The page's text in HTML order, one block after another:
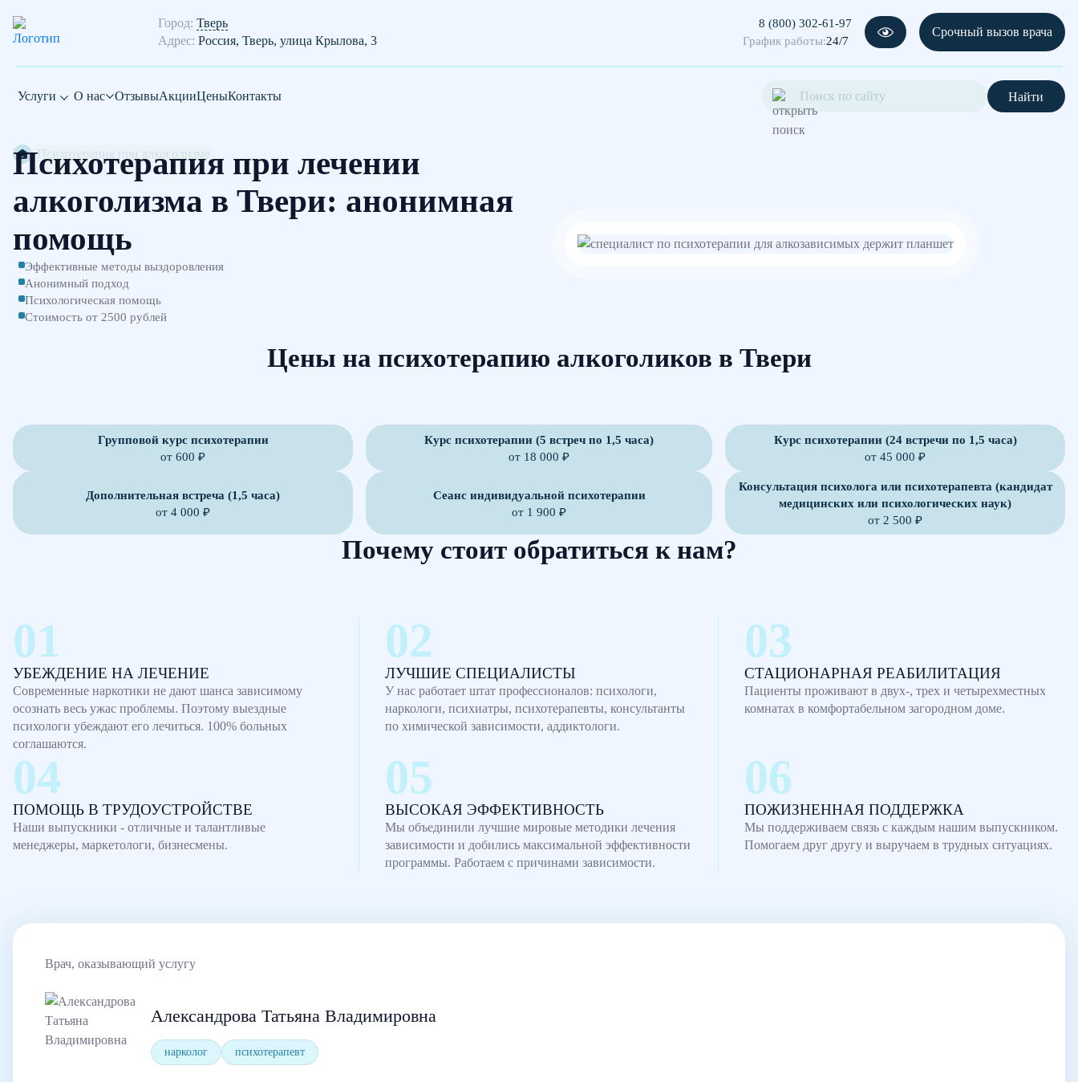
Город: Тверь
Адрес: Россия, Тверь, улица Крылова, 3
8 (800) 302-61-97
График работы:24/7
Срочный вызов врача
Услуги О нас ОтзывыАкцииЦеныКонтакты Найти
Психотерапия при алкоголизме
Психотерапия при лечении
алкоголизма в Твери: анонимная
помощь
Эффективные методы выздоровления
Анонимный подход
Психологическая помощь
Стоимость от 2500 рублей
Цены на психотерапию алкоголиков в Твери
Групповой курс психотерапии
от 600 ₽
Курс психотерапии (5 встреч по 1,5 часа)
от 18 000 ₽
Курс психотерапии (24 встречи по 1,5 часа)
от 45 000 ₽
Дополнительная встреча (1,5 часа)
от 4 000 ₽
Сеанс индивидуальной психотерапии
от 1 900 ₽
Консультация психолога или психотерапевта (кандидат
медицинских или психологических наук)
от 2 500 ₽
Почему стоит обратиться к нам?
УБЕЖДЕНИЕ НА ЛЕЧЕНИЕ
Современные наркотики не дают шанса зависимому
осознать весь ужас проблемы. Поэтому выездные
психологи убеждают его лечиться. 100% больных
соглашаются.
ЛУЧШИЕ СПЕЦИАЛИСТЫ
У нас работает штат профессионалов: психологи,
наркологи, психиатры, психотерапевты, консультанты
по химической зависимости, аддиктологи.
СТАЦИОНАРНАЯ РЕАБИЛИТАЦИЯ
Пациенты проживают в двух-, трех и четырехместных
комнатах в комфортабельном загородном доме.
ПОМОЩЬ В ТРУДОУСТРОЙСТВЕ
Наши выпускники - отличные и талантливые
менеджеры, маркетологи, бизнесмены.
ВЫСОКАЯ ЭФФЕКТИВНОСТЬ
Мы объединили лучшие мировые методики лечения
зависимости и добились максимальной эффективности
программы. Работаем с причинами зависимости.
ПОЖИЗНЕННАЯ ПОДДЕРЖКА
Мы поддерживаем связь с каждым нашим выпускником.
Помогаем друг другу и выручаем в трудных ситуациях.
Врач, оказывающий услугу
Александрова Татьяна Владимировна
нарколог психотерапевт